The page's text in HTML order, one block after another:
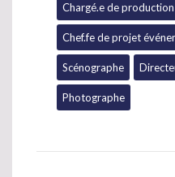
Chargé.e de production
Chef.fe de projet
Scénographe
Photographe